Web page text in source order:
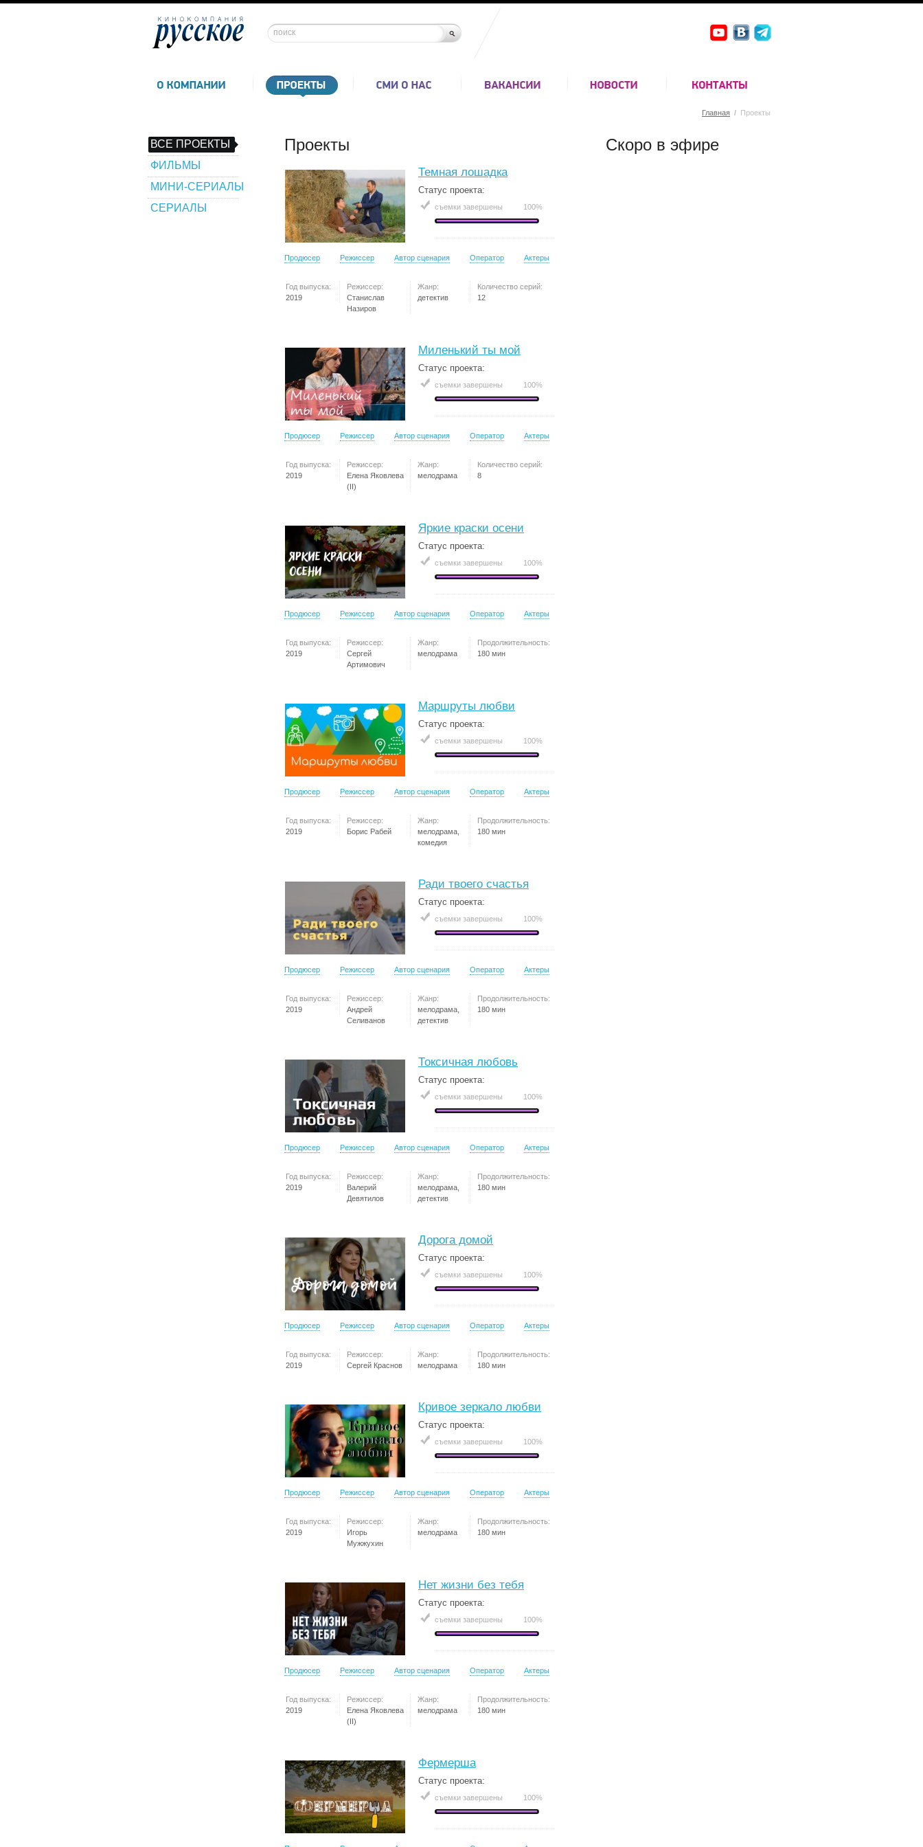
Главная / Проекты
ВСЕ ПРОЕКТЫ
ФИЛЬМЫ
МИНИ-СЕРИАЛЫ
СЕРИАЛЫ
Проекты
Темная лошадка
Статус проекта:
съемки завершены 100%
Продюсер Режиссер Автор сценария Оператор Актеры
Год выпуска:
2019
Режиссер:
Станислав
Назиров
Жанр:
детектив
Количество серий:
12
Миленький ты мой
Статус проекта:
съемки завершены 100%
Продюсер Режиссер Автор сценария Оператор Актеры
Год выпуска:
2019
Режиссер:
Елена Яковлева
(II)
Жанр:
мелодрама
Количество серий:
8
Яркие краски осени
Статус проекта:
съемки завершены 100%
Продюсер Режиссер Автор сценария Оператор Актеры
Год выпуска:
2019
Режиссер:
Сергей
Артимович
Жанр:
мелодрама
Продолжительность:
180 мин
Маршруты любви
Статус проекта:
съемки завершены 100%
Продюсер Режиссер Автор сценария Оператор Актеры
Год выпуска:
2019
Режиссер:
Борис Рабей
Жанр:
мелодрама,
комедия
Продолжительность:
180 мин
Ради твоего счастья
Статус проекта:
съемки завершены 100%
Продюсер Режиссер Автор сценария Оператор Актеры
Год выпуска:
2019
Режиссер:
Андрей
Селиванов
Жанр:
мелодрама,
детектив
Продолжительность:
180 мин
Токсичная любовь
Статус проекта:
съемки завершены 100%
Продюсер Режиссер Автор сценария Оператор Актеры
Год выпуска:
2019
Режиссер:
Валерий
Девятилов
Жанр:
мелодрама,
детектив
Продолжительность:
180 мин
Дорога домой
Статус проекта:
съемки завершены 100%
Продюсер Режиссер Автор сценария Оператор Актеры
Год выпуска:
2019
Режиссер:
Сергей Краснов
Жанр:
мелодрама
Продолжительность:
180 мин
Кривое зеркало любви
Статус проекта:
съемки завершены 100%
Продюсер Режиссер Автор сценария Оператор Актеры
Год выпуска:
2019
Режиссер:
Игорь
Мужжухин
Жанр:
мелодрама
Продолжительность:
180 мин
Нет жизни без тебя
Статус проекта:
съемки завершены 100%
Продюсер Режиссер Автор сценария Оператор Актеры
Год выпуска:
2019
Режиссер:
Елена Яковлева
(II)
Жанр:
мелодрама
Продолжительность:
180 мин
Фермерша
Статус проекта:
съемки завершены 100%
Скоро в эфире